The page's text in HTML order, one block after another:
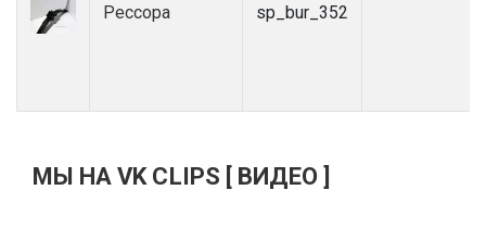
Рессора sp_bur_352
МЫ НА VK CLIPS [ ВИДЕО ]